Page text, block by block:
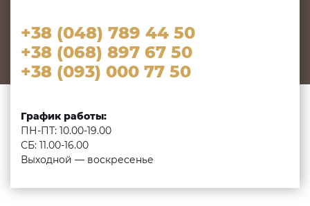
+38 (048) 789 44 50
+38 (068) 897 67 50
+38 (093) 000 77 50
График работы:
ПН-ПТ: 10.00-19.00
СБ: 11.00-16.00
Выходной — воскресенье